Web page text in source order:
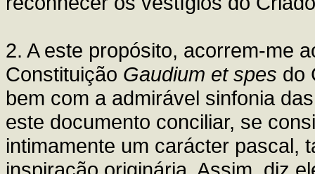
2. A este propósito, acorrem-me
Constituição Gaudium et spes do
bem com a admirável sinfonia
este documento conciliar, se
intimamente um carácter pascal,